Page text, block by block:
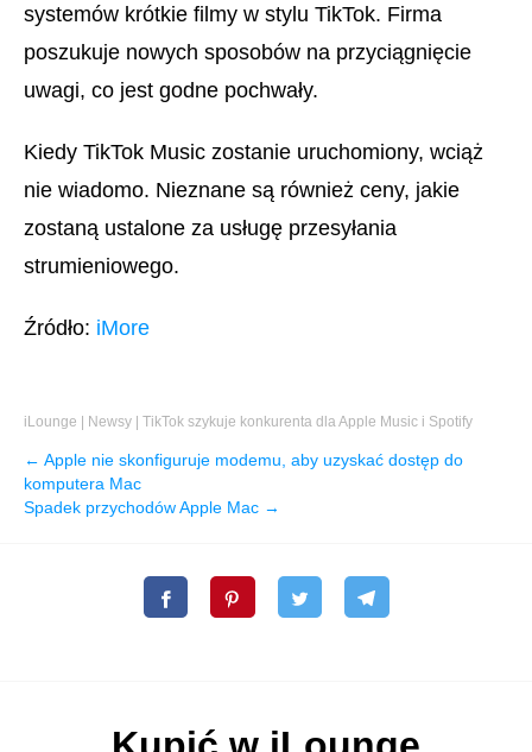
systemów krótkie filmy w stylu TikTok. Firma
poszukuje nowych sposobów na przyciągnięcie
uwagi, co jest godne pochwały.
Kiedy TikTok Music zostanie uruchomiony, wciąż
nie wiadomo. Nieznane są również ceny, jakie
zostaną ustalone za usługę przesyłania
strumieniowego.
Źródło: iMore
iLounge | Newsy | TikTok szykuje konkurenta dla Apple Music i Spotify
← Apple nie skonfiguruje modemu, aby uzyskać dostęp do
komputera Mac
Spadek przychodów Apple Mac →